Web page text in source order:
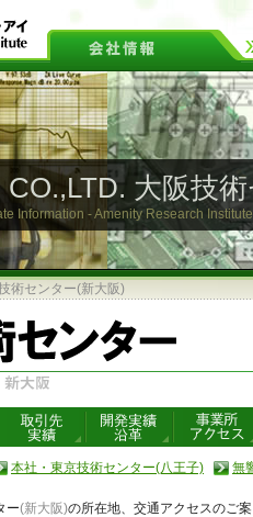
CO.,LTD. 大阪技
Information - Amenity Research Institute
術センター(新大阪)
本社・東京技術センター(八王子) 無
ー(新大阪)の所在地、交通アクセスのご